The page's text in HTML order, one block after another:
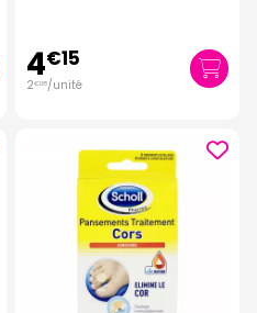
4€15
2€08/unité